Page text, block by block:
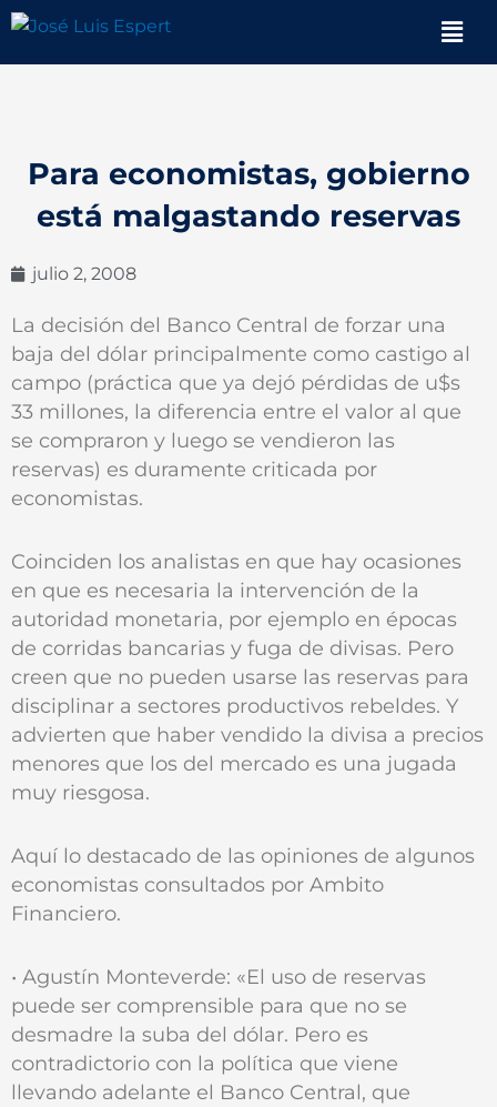
contenido
Para economistas, gobierno
está malgastando reservas
julio 2, 2008
La decisión del Banco Central de forzar una
baja del dólar principalmente como castigo al
campo (práctica que ya dejó pérdidas de u$s
33 millones, la diferencia entre el valor al que
se compraron y luego se vendieron las
reservas) es duramente criticada por
economistas.
Coinciden los analistas en que hay ocasiones
en que es necesaria la intervención de la
autoridad monetaria, por ejemplo en épocas
de corridas bancarias y fuga de divisas. Pero
creen que no pueden usarse las reservas para
disciplinar a sectores productivos rebeldes. Y
advierten que haber vendido la divisa a precios
menores que los del mercado es una jugada
muy riesgosa.
Aquí lo destacado de las opiniones de algunos
economistas consultados por Ambito
Financiero.
• Agustín Monteverde: «El uso de reservas
puede ser comprensible para que no se
desmadre la suba del dólar. Pero es
contradictorio con la política que viene
llevando adelante el Banco Central, que